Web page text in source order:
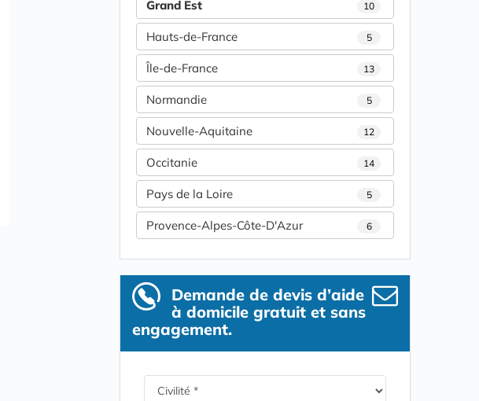
Grand Est 10
Hauts-de-France 5
Île-de-France 13
Normandie 5
Nouvelle-Aquitaine 12
Occitanie 14
Pays de la Loire 5
Provence-Alpes-Côte-D'Azur 6
Demande de devis d’aide
à domicile gratuit et sans
engagement.